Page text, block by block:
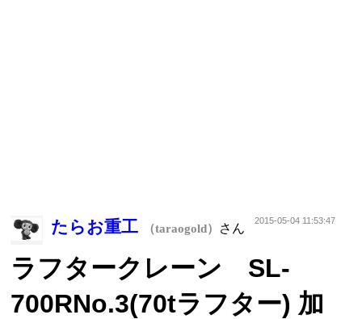
たらお重工 （taraogold） さん
2015-05-04 11:53:47
ラフタークレーン SL-
700RNo.3(70tラフター) 加